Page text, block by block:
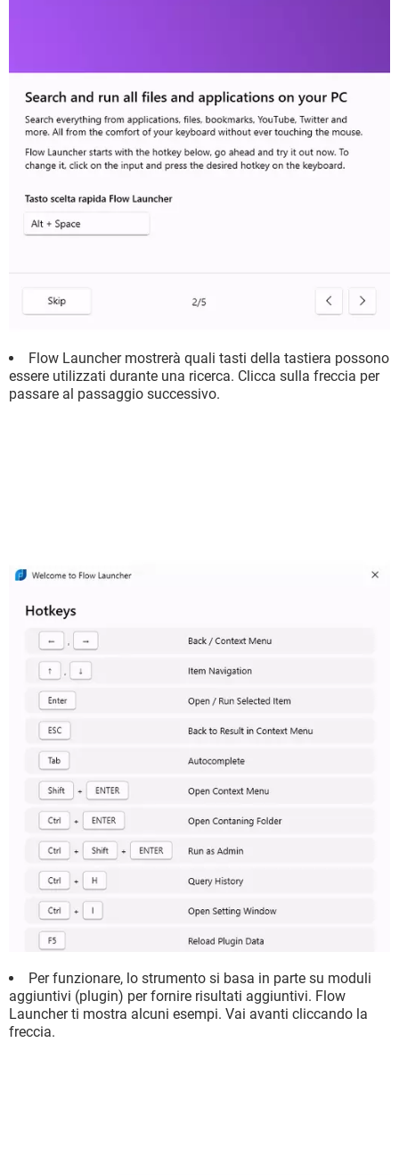
Flow Launcher mostrerà quali tasti della tastiera possono
essere utilizzati durante una ricerca. Clicca sulla freccia per
passare al passaggio successivo.
Per funzionare, lo strumento si basa in parte su moduli
aggiuntivi (plugin) per fornire risultati aggiuntivi. Flow
Launcher ti mostra alcuni esempi. Vai avanti cliccando la
freccia.